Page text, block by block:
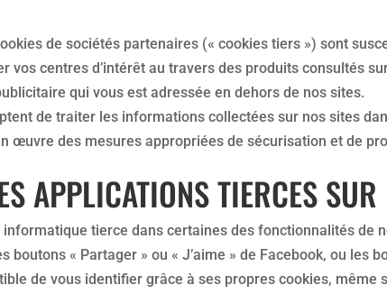
de sociétés partenaires (« cookies tiers ») sont
vos centres d’intérêt au travers des produits consultés
qui vous est adressée en dehors de nos sites.
de traiter les informations collectées sur nos sites
œuvre des mesures appropriées de sécurisation et de
APPLICATIONS TIERCES
tierce dans certaines des fonctionnalités de
« Partager » ou « J’aime » de Facebook, ou les
de vous identifier grâce à ses propres cookies, même